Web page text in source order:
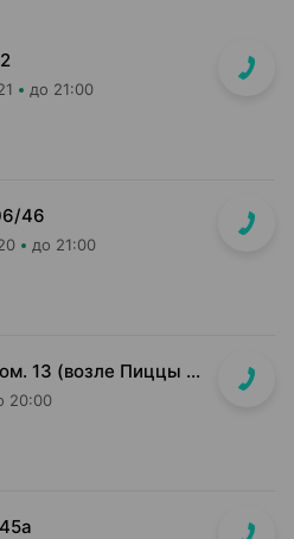
до 21:00
46
до 21:00
ул. Маяковского, д. 10, пом. 13 (возле Пиццы Мании)
20:00